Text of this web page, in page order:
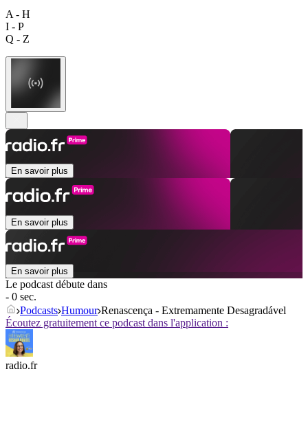
A - H
I - P
Q - Z
En savoir plus
En savoir plus
En savoir plus
Le podcast débute dans
- 0 sec.
Podcasts Humour Renascença - Extremamente Desagradável
Écoutez gratuitement ce podcast dans l'application :
radio.fr